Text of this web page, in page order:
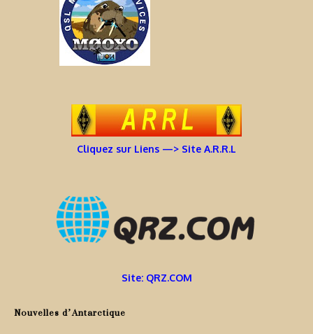
Cliquez sur Liens —> Site A.R.R.L
Site: QRZ.COM
Nouvelles d’Antarctique